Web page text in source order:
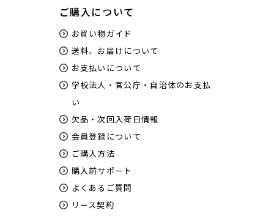
ご購入について
お買い物ガイド
送料、お届けについて
お支払いについて
学校法人・官公庁・自治体のお支払
い
欠品・次回入荷日情報
会員登録について
ご購入方法
購入前サポート
よくあるご質問
リース契約